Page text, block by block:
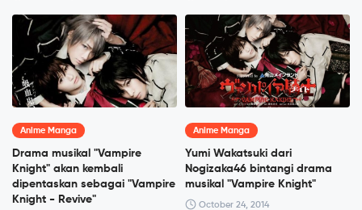
Anime Manga
Drama musikal "Vampire
Knight" akan kembali
dipentaskan sebagai "Vampire
Knight - Revive"
Anime Manga
Yumi Wakatsuki dari
Nogizaka46 bintangi drama
musikal "Vampire Knight"
October 24, 2014